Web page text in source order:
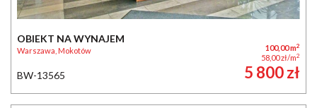
OBIEKT NA WYNAJEM
Warszawa, Mokotów 100,00 m2
58,00 zł/m2
BW-13565 5 800 zł